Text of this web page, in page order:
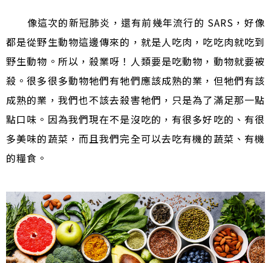
像這次的新冠肺炎，還有前幾年流行的 SARS，好像
都是從野生動物這邊傳來的，就是人吃肉，吃吃肉就吃到
野生動物。所以，殺業呀！人類要是吃動物，動物就要被
殺。很多很多動物牠們有牠們應該成熟的業，但牠們有該
成熟的業，我們也不該去殺害牠們，只是為了滿足那一點
點口味。因為我們現在不是沒吃的，有很多好吃的、有很
多美味的蔬菜，而且我們完全可以去吃有機的蔬菜、有機
的糧食。